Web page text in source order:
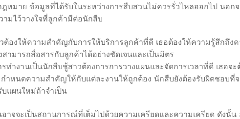
หมาย ข้อมูลที่ได้รับในระหว่างการสืบสวนไม่ควรรั่วไหลออกไป นอก
มไว้วางใจที่ลูกค้ามีต่อนักสืบ
ต้องให้ความสำคัญกับการให้บริการลูกค้าที่ดี เธอต้องให้ความรู้สึกถึงค
ามารถสื่อสารกับลูกค้าได้อย่างชัดเจนและเป็นมิตร
ทำงานเป็นนักสืบชู้สาวต้องการการวางแผนและจัดการเวลาที่ดี เธอจ
ำหนดความสำคัญให้กับแต่ละงานให้ถูกต้อง นักสืบยังต้องรับผิดชอบที่
แผนใหม่ถ้าจำเป็น
าจจะเป็นสถานการณ์ที่เต็มไปด้วยความเครียดและความเครียด ดังนั้